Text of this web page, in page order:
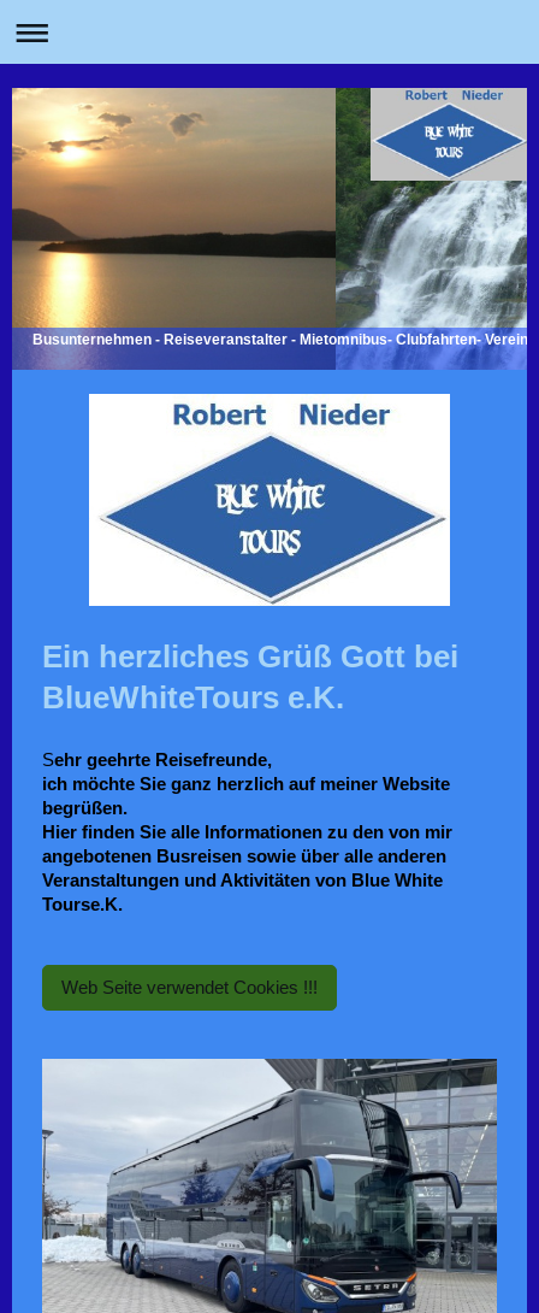
Busunternehmen - Reiseveranstalter - Mietomnibus- Clubfahrten-
Ein herzliches Grüß Gott bei
BlueWhiteTours e.K.
Sehr geehrte Reisefreunde,
ich möchte Sie ganz herzlich auf meiner Website
begrüßen.
Hier finden Sie alle Informationen zu den von mir
angebotenen Busreisen sowie über alle anderen
Veranstaltungen und Aktivitäten von Blue White
Tourse.K.
Web Seite verwendet Cookies !!!